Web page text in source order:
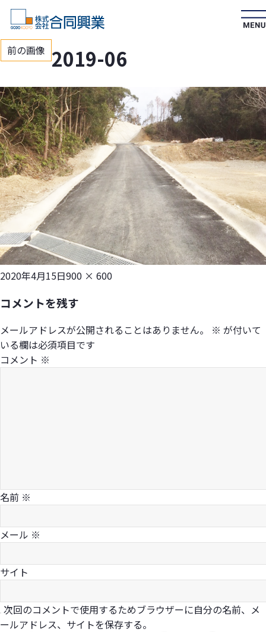
前の画像 2019-06
投
日:
2020年4月15日フ
サ
ズ
900 × 600
コメントを残す
メールアドレスが公開されることはありません。 ※ が付いて
いる欄は必須項目です
コメント ※
名前 ※
メール ※
サイト
次回のコメントで使用するためブラウザーに自分の名前、メ
ールアドレス、サイトを保存する。